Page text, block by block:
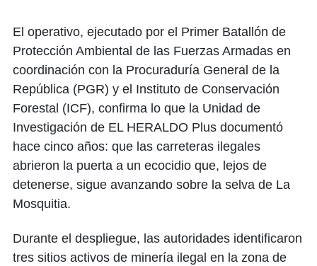
El operativo, ejecutado por el Primer Batallón de
Protección Ambiental de las Fuerzas Armadas en
coordinación con la Procuraduría General de la
República (PGR) y el Instituto de Conservación
Forestal (ICF), confirma lo que la Unidad de
Investigación de EL HERALDO Plus documentó
hace cinco años: que las carreteras ilegales
abrieron la puerta a un ecocidio que, lejos de
detenerse, sigue avanzando sobre la selva de La
Mosquitia.
Durante el despliegue, las autoridades identificaron
tres sitios activos de minería ilegal en la zona de